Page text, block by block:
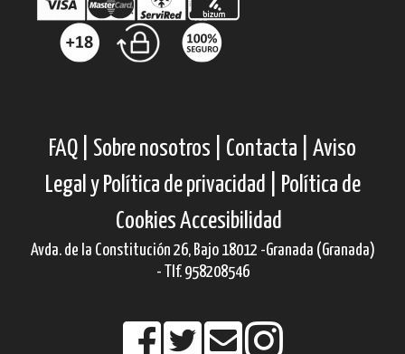
FAQ | Sobre nosotros | Contacta |
Aviso
Legal y Política de privacidad |
Política de
CookiesAccesibilidad
Avda. de la Constitución 26, Bajo 18012 -Granada (Granada)
- Tlf. 958208546